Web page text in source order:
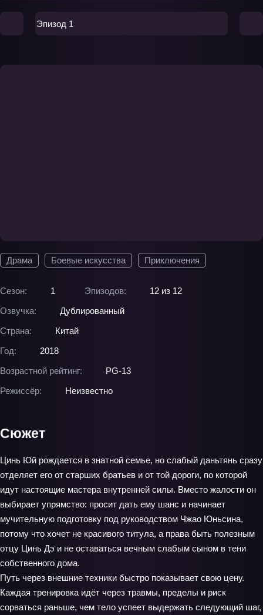
Драма Боевые искусства Приключения
Сезон: 1 Эпизодов:
12 из 12
Озвучка:
Дублированный
Страна:
Китай
Год:
2018
Возрастной рейтинг:
PG-13
Режиссёр:
Неизвестно
Эпизод 1
Сюжет
Цинь Юй рождается в знатной семье, но слабый даньтянь сразу
отделяет его от старших братьев и от той дороги, по которой
идут настоящие мастера внутренней силы. Вместо жалости он
выбирает упрямство: просит дать ему шанс и начинает
мучительную подготовку под руководством Чжао Юньсина,
потому что хочет не красивого титула, а права быть полезным
отцу Цинь Дэ и не оставаться вечным слабым сыном в тени
собственного дома.
Путь через внешние техники быстро показывает свою цену.
Каждая тренировка идёт через травмы, пределы и риск
сорваться раньше, чем тело успеет выдержать следующий шаг,